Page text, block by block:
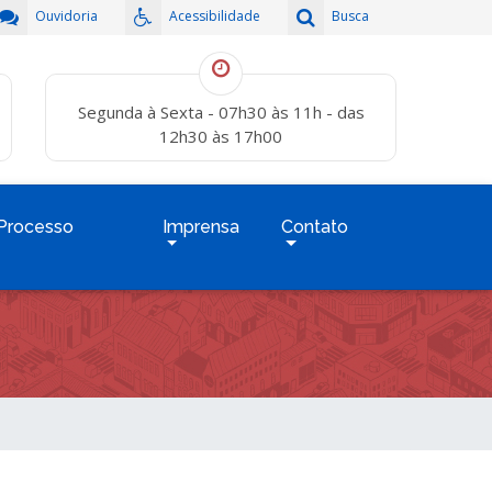
Busca
Acessibilidade
Ouvidoria
Segunda à Sexta - 07h30 às 11h - das
12h30 às 17h00
Imprensa Contato